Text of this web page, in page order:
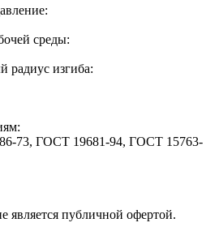
среды:
радиус изгиба:
73, ГОСТ 19681-94, ГОСТ 15763-
является публичной офертой.